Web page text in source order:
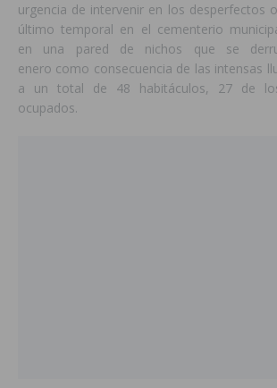
urgencia de intervenir en los desperfectos
último temporal en el cementerio
en una pared de nichos que se
enero como consecuencia de las intensas
a un total de 48 habitáculos, 27 de
ocupados.